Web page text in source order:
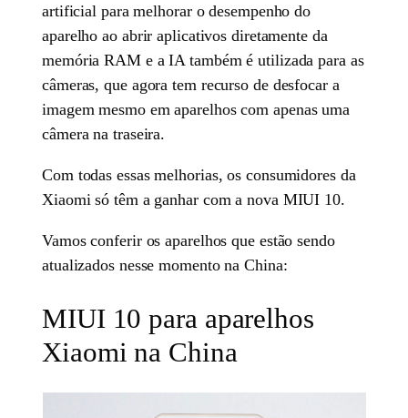
artificial para melhorar o desempenho do
aparelho ao abrir aplicativos diretamente da
memória RAM e a IA também é utilizada para as
câmeras, que agora tem recurso de desfocar a
imagem mesmo em aparelhos com apenas uma
câmera na traseira.
Com todas essas melhorias, os consumidores da
Xiaomi só têm a ganhar com a nova MIUI 10.
Vamos conferir os aparelhos que estão sendo
atualizados nesse momento na China:
MIUI 10 para aparelhos
Xiaomi na China